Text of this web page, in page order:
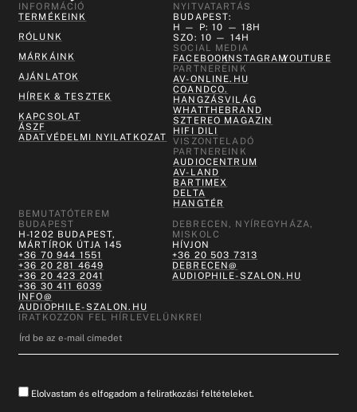
INFORMÁCIÓ
TERMÉKEINK
RÓLUNK
MÁRKÁINK
AJÁNLATOK
HÍREK & TESZTEK
KAPCSOLAT
ÁSZF
ADATVÉDELMI NYILATKOZAT
NYITVATARTÁS
BUDAPEST:
H — P: 10 — 18H
SZO: 10 — 14H
SOCIAL MEDIA
FACEBOOKINSTAGRAMYOUTUBE
PARTNEREINK
AV-ONLINE.HU
COANDCO.
HANGZÁSVILÁG
WHATTHEBRAND
SZTEREO MAGAZIN
HIFI DILI
VISZONTELADÓ
PARTNEREINK
AUDIOCENTRUM
AV-LAND
BARTIMEX
DELTA
HANGTÉR
BEMUTATÓTEREM
BUDAPEST
H-1202 BUDAPEST,
MÁRTÍROK ÚTJA 145
+36 70 944 1551
+36 20 281 4649
+36 20 423 2041
+36 30 411 6039
INFO@
AUDIOPHILE-SZALON.HU
DEBRECEN, NYÍREGYHÁZA,
MISKOLC
HÍVJON
+36 20 503 7313
DEBRECEN@
AUDIOPHILE-SZALON.HU
IRATKOZZON FEL HÍRLEVELÜNKRE!
Elolvastam és elfogadom a feliratkozási feltételeket.